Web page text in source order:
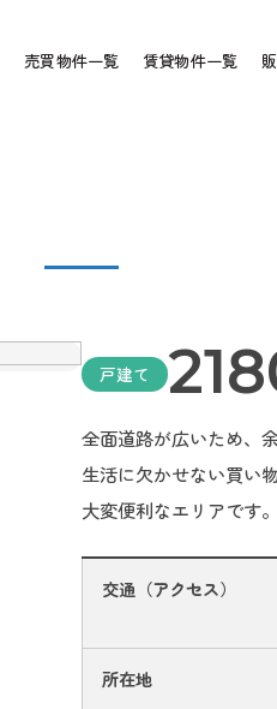
売買物件一覧 賃貸物件一覧
戸建て
全面道路が広いため、
生活に欠かせない買い
大変便利なエリアです。
交通（アクセス）
所在地